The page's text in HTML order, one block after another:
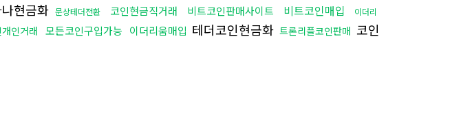
현금화 문상테더전환 코인현금직거래 비트코인판매사이트 비트코인매입
이더리
인거래 모든코인구입가능 이더리움매입 테더코인현금화 트론리플코인판매 코인